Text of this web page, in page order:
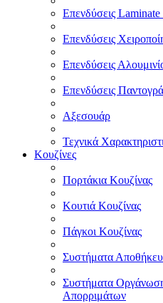
Επενδύσεις
Επενδύσεις
Επενδύσεις
Επενδύσεις
Αξεσουάρ
Τεχνικά
Κουζίνες
Πορτάκια Κουζίνας
Κουτιά Κουζίνας
Πάγκοι Κουζίνας
Συστήματα
Συστήματα
Απορριμάτων